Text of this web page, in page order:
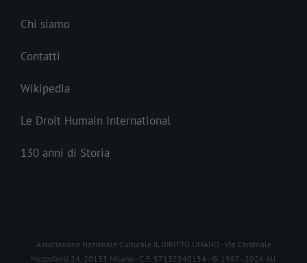
Chi siamo
Contatti
Wikipedia
Le Droit Humain International
130 anni di Storia
Associazione Nazionale Culturale IL DIRITTO UMANO - Via Cardinale
Mezzofanti 24, 20133 Milano - C.F. 97132840154 - © 1987 - 2026 All